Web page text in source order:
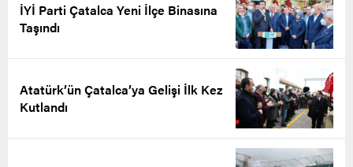
İYİ Parti Çatalca Yeni İlçe Binasına
Taşındı
Atatürk’ün Çatalca’ya Gelişi İlk Kez
Kutlandı